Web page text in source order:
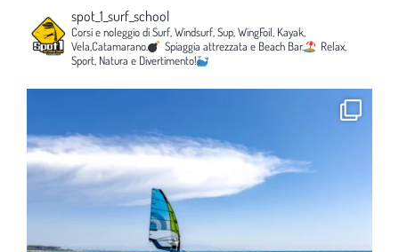
spot_1_surf_school
Corsi e noleggio di Surf, Windsurf, Sup, WingFoil, Kayak,
Vela,Catamarano.
Spiaggia attrezzata e Beach Bar.
Relax,
Sport, Natura e Divertimento!